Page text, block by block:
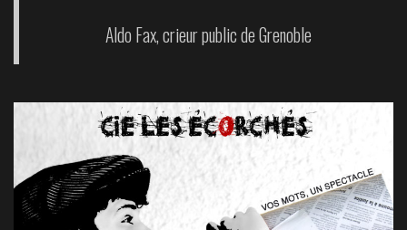
Aldo Fax, crieur public de Grenoble